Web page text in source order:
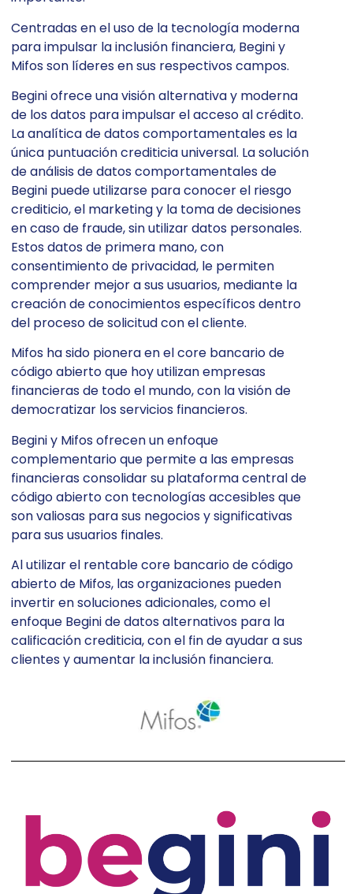
Centradas en el uso de la tecnología moderna
para impulsar la inclusión financiera, Begini y
Mifos son líderes en sus respectivos campos.
Begini ofrece una visión alternativa y moderna
de los datos para impulsar el acceso al crédito.
La analítica de datos comportamentales es la
única puntuación crediticia universal. La solución
de análisis de datos comportamentales de
Begini puede utilizarse para conocer el riesgo
crediticio, el marketing y la toma de decisiones
en caso de fraude, sin utilizar datos personales.
Estos datos de primera mano, con
consentimiento de privacidad, le permiten
comprender mejor a sus usuarios, mediante la
creación de conocimientos específicos dentro
del proceso de solicitud con el cliente.
Mifos ha sido pionera en el core bancario de
código abierto que hoy utilizan empresas
financieras de todo el mundo, con la visión de
democratizar los servicios financieros.
Begini y Mifos ofrecen un enfoque
complementario que permite a las empresas
financieras consolidar su plataforma central de
código abierto con tecnologías accesibles que
son valiosas para sus negocios y significativas
para sus usuarios finales.
Al utilizar el rentable core bancario de código
abierto de Mifos, las organizaciones pueden
invertir en soluciones adicionales, como el
enfoque Begini de datos alternativos para la
calificación crediticia, con el fin de ayudar a sus
clientes y aumentar la inclusión financiera.